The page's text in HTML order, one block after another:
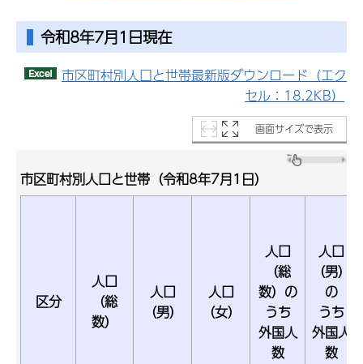
令和8年7月1日現在
市区町村別人口と世帯最新版ダウンロード（エク
セル：18.2KB）
画面サイズで表示
市区町村別人口と世帯（令和8年7月1日）
区分
人口
（総
数）
人口
（男）
人口
（女）
人口
（総
数）の
うち
外国人
数
人口
（男）
の
うち
外国人
数